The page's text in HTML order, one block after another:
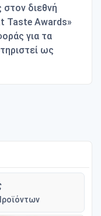
διεθνή
Taste Awards»
για τα
ως